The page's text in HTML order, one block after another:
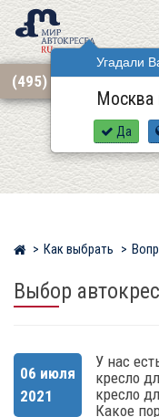
Угадали
Москва
Да
(495) 668-12-62
Мир детских
Как выбрать
Выбор
06 июля
2021
У нас
кресло
кресло
Какое